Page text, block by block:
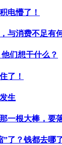
电懵了！
与消费不足有
们想干什么？
了！
生
一根大棒，要
了？钱都去哪